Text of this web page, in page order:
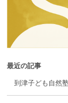
最近の記事
到津子ども自然